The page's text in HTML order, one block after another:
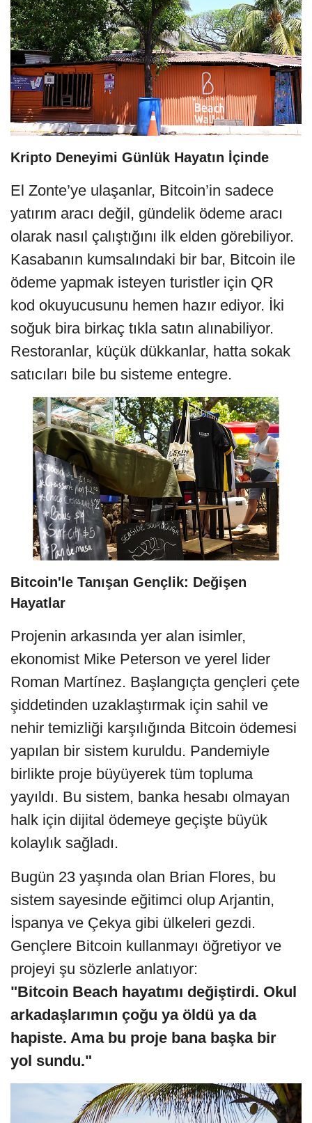
Kripto Deneyimi Günlük Hayatın İçinde
El Zonte’ye ulaşanlar, Bitcoin’in sadece
yatırım aracı değil, gündelik ödeme aracı
olarak nasıl çalıştığını ilk elden görebiliyor.
Kasabanın kumsalındaki bir bar, Bitcoin ile
ödeme yapmak isteyen turistler için QR
kod okuyucusunu hemen hazır ediyor. İki
soğuk bira birkaç tıkla satın alınabiliyor.
Restoranlar, küçük dükkanlar, hatta sokak
satıcıları bile bu sisteme entegre.
Bitcoin'le Tanışan Gençlik: Değişen
Hayatlar
Projenin arkasında yer alan isimler,
ekonomist Mike Peterson ve yerel lider
Roman Martínez. Başlangıçta gençleri çete
şiddetinden uzaklaştırmak için sahil ve
nehir temizliği karşılığında Bitcoin ödemesi
yapılan bir sistem kuruldu. Pandemiyle
birlikte proje büyüyerek tüm topluma
yayıldı. Bu sistem, banka hesabı olmayan
halk için dijital ödemeye geçişte büyük
kolaylık sağladı.
Bugün 23 yaşında olan Brian Flores, bu
sistem sayesinde eğitimci olup Arjantin,
İspanya ve Çekya gibi ülkeleri gezdi.
Gençlere Bitcoin kullanmayı öğretiyor ve
projeyi şu sözlerle anlatıyor:
"Bitcoin Beach hayatımı değiştirdi. Okul
arkadaşlarımın çoğu ya öldü ya da
hapiste. Ama bu proje bana başka bir
yol sundu."